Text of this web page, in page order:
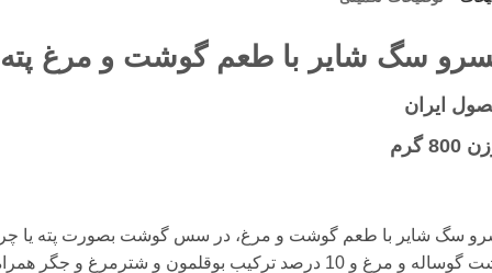
سگ شایر با طعم گوشت و مرغ پته 800
ایران
گرم
گوشت گوساله و مرغ و 10 درصد ترکیب بوقلمون و